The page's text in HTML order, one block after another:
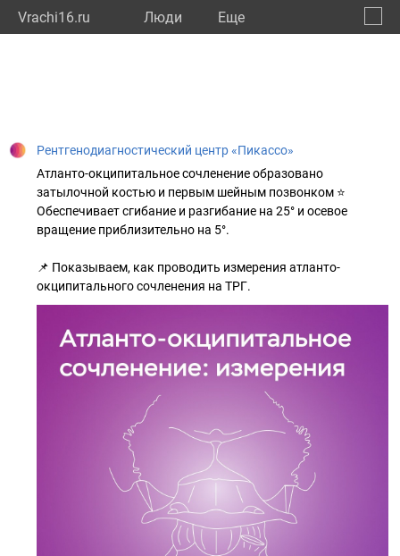
Vrachi16.ru Люди Eще
Рентгенодиагностический центр «Пикассо»
Атланто-окципитальное сочленение образовано
затылочной костью и первым шейным позвонком ⭐
Обеспечивает сгибание и разгибание на 25° и осевое
вращение приблизительно на 5°.
📌 Показываем, как проводить измерения атланто-
окципитального сочленения на ТРГ.